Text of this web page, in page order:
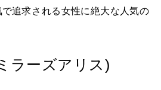
で追求される女性に絶大な人気の
ラーズアリス)